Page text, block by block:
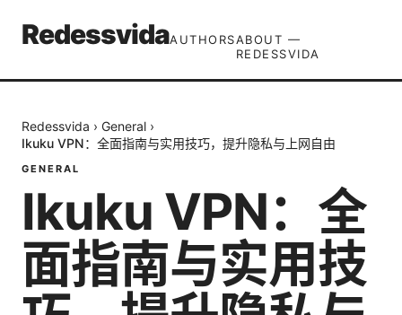
RedessvidaAUTHORSABOUT —
REDESSVIDA
Redessvida › General ›
Ikuku VPN：全面指南与实用技巧，提升隐私与上网自由
GENERAL
Ikuku VPN：全
面指南与实用技